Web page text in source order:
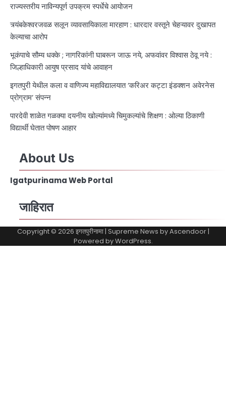
राज्यस्तरीय नाविन्यपूर्ण उपक्रम स्पर्धेचे आयोजन
त्र्यंबकेश्वरजवळ सलून व्यावसायिकाला मारहाण : धारदार वस्तूने चेहऱ्यावर दुखापत
केल्याचा आरोप
भूकंपाचे सौम्य धक्के ; नागरिकांनी घाबरून जाऊ नये, अफवांवर विश्वास ठेवू नये :
जिल्हाधिकारी आयुष प्रसाद यांचे आवाहन
इगतपुरी येथील कला व वाणिज्य महाविद्यालयात ‘करिअर कट्टा इंडक्शन अवेरनेस
प्रोग्राम’ संपन्न
पारदेवी शाळेत गळक्या दयनीय खोल्यांमध्ये चिमुकल्यांचे शिक्षण : ओल्या ठिकाणी
विद्यार्थी घेतात पोषण आहार
About Us
Igatpurinama Web Portal
जाहिरात
Copyright © 2026 इगतपुरीनामा| Supreme News byAscendoor|
Powered byWordPress.